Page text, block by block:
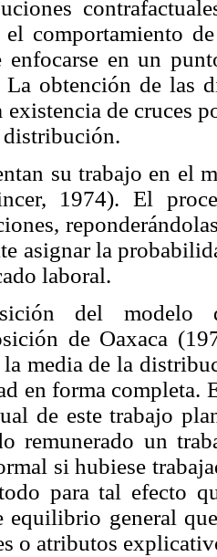
el comportamiento
enfocarse en un
La obtención de las
existencia de cruces
distribución.
su trabajo en el
1974). El
asignar la
laboral.
del modelo
de Oaxaca
la media de la
en forma completa.
de este trabajo
remunerado un
si hubiese
para tal efecto
equilibrio general
o atributos